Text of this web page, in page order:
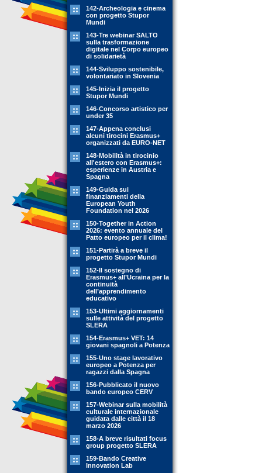
142-Archeologia e cinema
con progetto Stupor
Mundi
143-Tre webinar SALTO
sulla trasformazione
digitale nel Corpo europeo
di solidarietà
144-Sviluppo sostenibile,
volontariato in Slovenia
145-Inizia il progetto
Stupor Mundi
146-Concorso artistico per
under 35
147-Appena conclusi
alcuni tirocini Erasmus+
organizzati da EURO-NET
148-Mobilità in tirocinio
all'estero con Erasmus+:
esperienze in Austria e
Spagna
149-Guida sui
finanziamenti della
European Youth
Foundation nel 2026
150-Together in Action
2026: evento annuale del
Patto europeo per il clima!
151-Partirà a breve il
progetto Stupor Mundi
152-Il sostegno di
Erasmus+ all’Ucraina per la
continuità
dell’apprendimento
educativo
153-Ultimi aggiornamenti
sulle attività del progetto
SLERA
154-Erasmus+ VET: 14
giovani spagnoli a Potenza
155-Uno stage lavorativo
europeo a Potenza per
ragazzi dalla Spagna
156-Pubblicato il nuovo
bando europeo CERV
157-Webinar sulla mobilità
culturale internazionale
guidata dalle città il 18
marzo 2026
158-A breve risultati focus
group progetto SLERA
159-Bando Creative
Innovation Lab